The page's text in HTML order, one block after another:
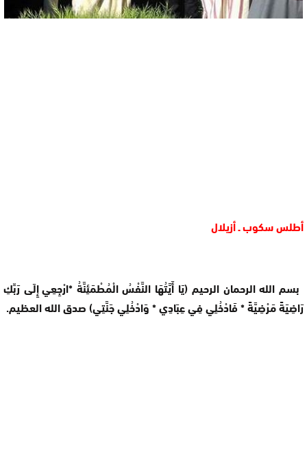
أطلس سكوب ـ أزيلال
بسم الله الرحمان الرحيم (يَا أَيَّتُهَا النَّفْسُ الْمُطْمَئِنَّةُ*ارْجِعِي إِلَى رَبِّكِ
رَاضِيَةً مَرْضِيَّةً * فَادْخُلِي فِي عِبَادِي*وَادْخُلِي جَنَّتِي) صدق الله العظيم.